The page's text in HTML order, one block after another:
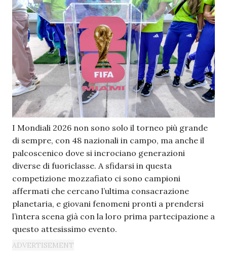
I Mondiali 2026 non sono solo il torneo più grande
di sempre, con 48 nazionali in campo, ma anche il
palcoscenico dove si incrociano generazioni
diverse di fuoriclasse. A sfidarsi in questa
competizione mozzafiato ci sono campioni
affermati che cercano l’ultima consacrazione
planetaria, e giovani fenomeni pronti a prendersi
l’intera scena già con la loro prima partecipazione a
questo attesissimo evento.